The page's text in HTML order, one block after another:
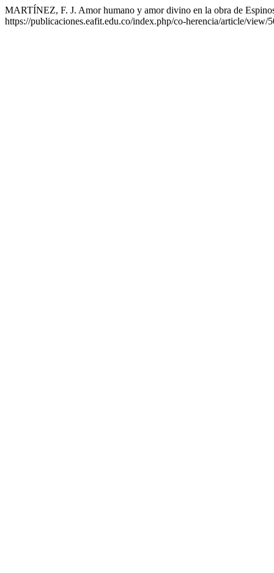
MARTÍNEZ, F. J. Amor humano y amor divino en la obra de
https://publicaciones.eafit.edu.co/index.php/co-herencia/article/view/